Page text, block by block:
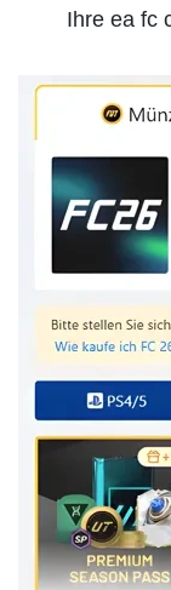
Ihre ea fc